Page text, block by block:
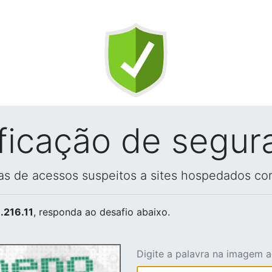
de
de acessos suspeitos a sites hospedados
, responda ao desafio abaixo.
Digite a palavra na imagem